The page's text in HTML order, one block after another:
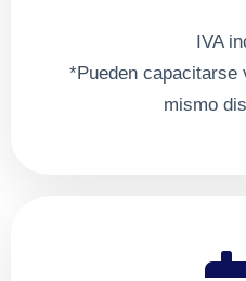
IVA
*Pueden capacitarse
mismo